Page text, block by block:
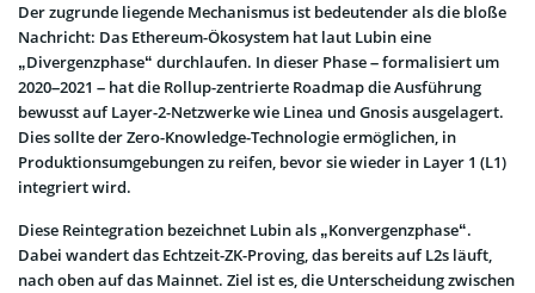
Der zugrunde liegende Mechanismus ist bedeutender als die bloße
Nachricht: Das Ethereum-Ökosystem hat laut Lubin eine
„Divergenzphase“ durchlaufen. In dieser Phase – formalisiert um
2020–2021 – hat die Rollup-zentrierte Roadmap die Ausführung
bewusst auf Layer-2-Netzwerke wie Linea und Gnosis ausgelagert.
Dies sollte der Zero-Knowledge-Technologie ermöglichen, in
Produktionsumgebungen zu reifen, bevor sie wieder in Layer 1 (L1)
integriert wird.
Diese Reintegration bezeichnet Lubin als „Konvergenzphase“.
Dabei wandert das Echtzeit-ZK-Proving, das bereits auf L2s läuft,
nach oben auf das Mainnet. Ziel ist es, die Unterscheidung zwischen